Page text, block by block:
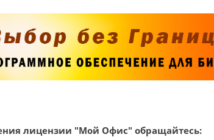
лицензии "Мой Офис" обращайтесь: